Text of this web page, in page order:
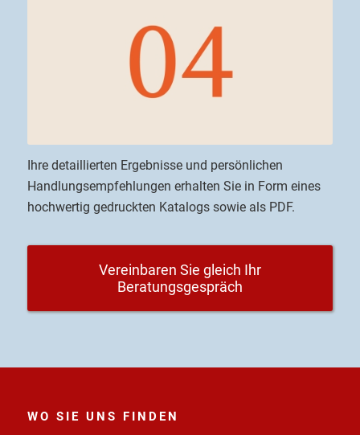
Ihre detaillierten Ergebnisse und persönlichen
Handlungsempfehlungen erhalten Sie in Form eines
hochwertig gedruckten Katalogs sowie als PDF.
Vereinbaren Sie gleich Ihr
Beratungsgespräch
WO SIE UNS FINDEN